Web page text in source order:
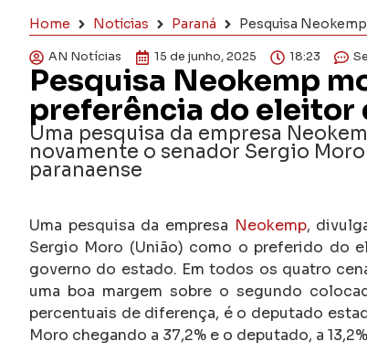
Home Notícias Paraná Pesquisa
AN Notícias 15 de junho, 2025 18:23
Pesquisa Neokemp
preferência do eleitor
Uma pesquisa da empresa
novamente o senador Sergio
paranaense
Uma pesquisa da empresa Neokemp,
Sergio Moro (União) como o preferido do
governo do estado. Em todos os quatro
uma boa margem sobre o segundo
percentuais de diferença, é o deputado
Moro chegando a 37,2% e o deputado, a